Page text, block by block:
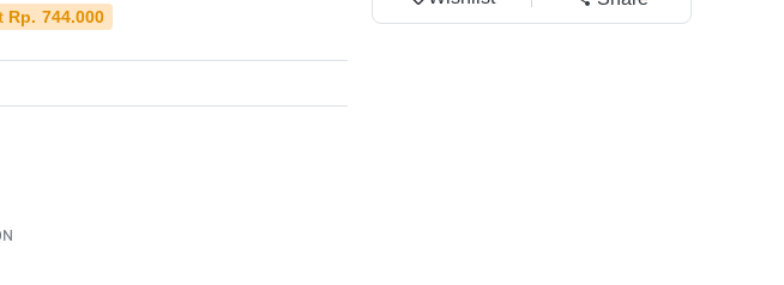
Rp. 744.000